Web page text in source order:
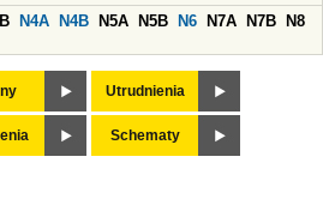
N4A N4B N5A N5B N6 N7A N7B
N8
Utrudnienia
Schematy